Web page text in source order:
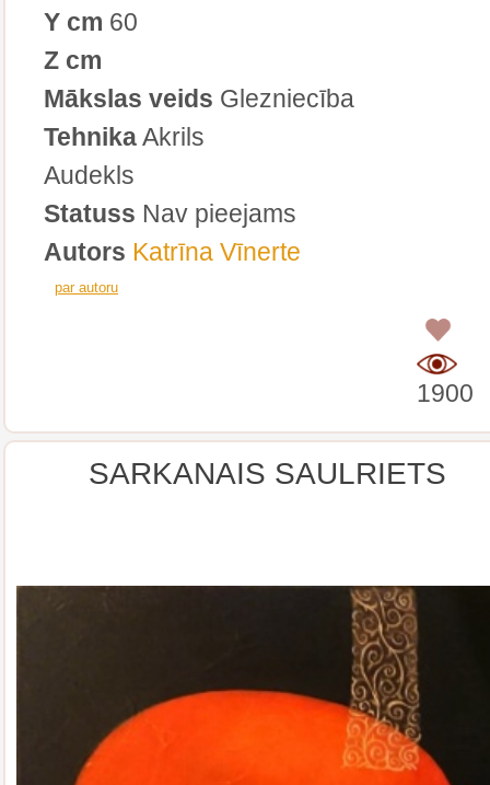
Y cm 60
Z cm
Mākslas veids Glezniecība
TehnikaAkrils
Audekls
Statuss Nav pieejams
Autors Katrīna Vīnerte
par autoru
1900
SARKANAIS SAULRIETS